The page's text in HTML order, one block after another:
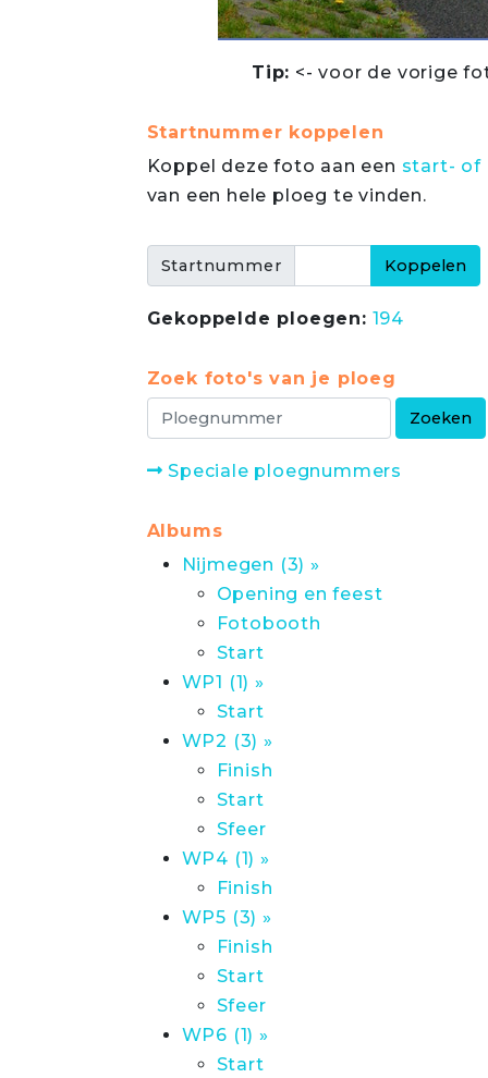
Tip: <- voor de vorige
Startnummer koppelen
Koppel deze foto aan een start- of
van een hele ploeg te vinden.
Startnummer
Gekoppelde ploegen: 194
Zoek foto's van je ploeg
Speciale ploegnummers
Albums
Nijmegen (3) »
Opening en feest
Fotobooth
Start
WP1 (1) »
Start
WP2 (3) »
Finish
Start
Sfeer
WP4 (1) »
Finish
WP5 (3) »
Finish
Start
Sfeer
WP6 (1) »
Start